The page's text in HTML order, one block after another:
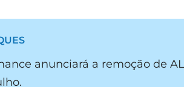
anunciará a remoção de